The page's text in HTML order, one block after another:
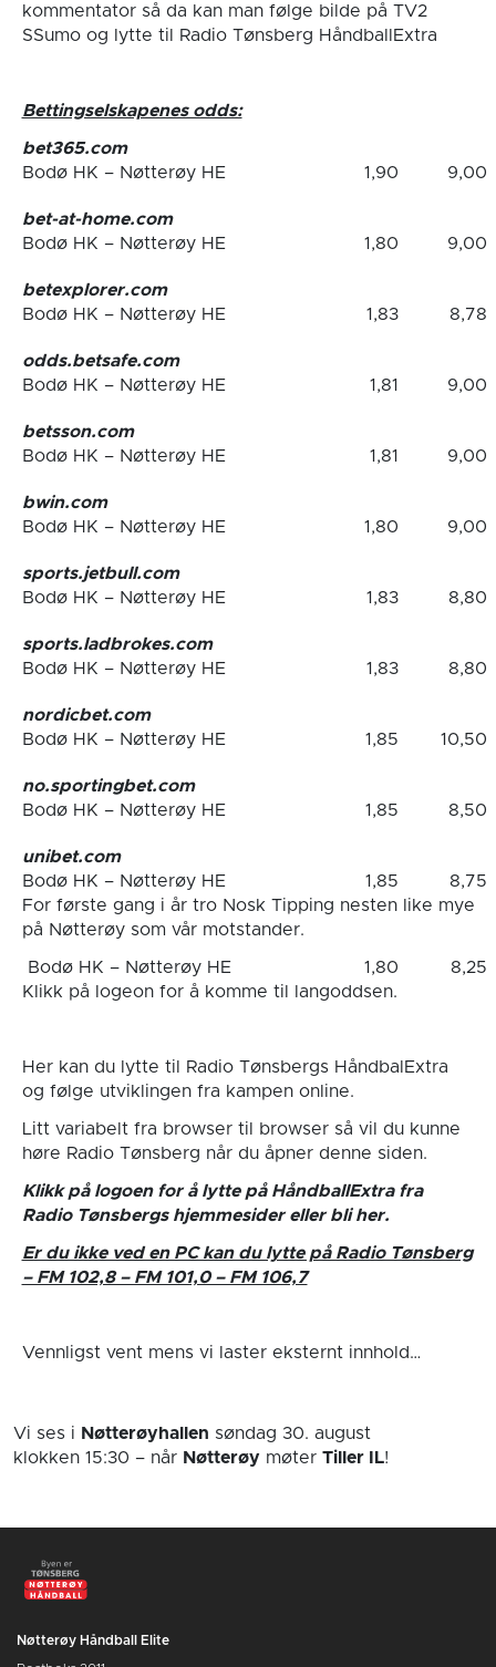
kommentator så da kan man følge bilde på TV2
SSumo og lytte til Radio Tønsberg HåndballExtra
Bettingselskapenes odds:
bet365.com
Bodø HK – Nøtterøy HE
1,90 9,00
bet-at-home.com
Bodø HK – Nøtterøy HE
1,80 9,00
betexplorer.com
Bodø HK – Nøtterøy HE
1,83 8,78
odds.betsafe.com
Bodø HK – Nøtterøy HE
1,81 9,00
betsson.com
Bodø HK – Nøtterøy HE
1,81 9,00
bwin.com
Bodø HK – Nøtterøy HE
1,80 9,00
sports.jetbull.com
Bodø HK – Nøtterøy HE
1,83 8,80
sports.ladbrokes.com
Bodø HK – Nøtterøy HE
1,83 8,80
nordicbet.com
Bodø HK – Nøtterøy HE
1,85 10,50
no.sportingbet.com
Bodø HK – Nøtterøy HE
1,85 8,50
unibet.com
Bodø HK – Nøtterøy HE
1,85
8,75
For første gang i år tro Nosk Tipping nesten like mye
på Nøtterøy som vår motstander.
Bodø HK – Nøtterøy HE 1,80
8,25
Klikk på logeon for å komme til langoddsen.
Her kan du lytte til Radio Tønsbergs HåndbalExtra
og følge utviklingen fra kampen online.
Litt variabelt fra browser til browser så vil du kunne
høre Radio Tønsberg når du åpner denne siden.
Klikk på logoen for å lytte på HåndballExtra fra
Radio Tønsbergs hjemmesider eller bli her.
Er du ikke ved en PC kan du lytte på Radio Tønsberg
– FM 102,8 – FM 101,0 – FM 106,7
Vennligst vent mens vi laster eksternt innhold…
Vi ses i Nøtterøyhallen søndag 30. august
klokken 15:30 – når Nøtterøy møter Tiller IL!
Nøtterøy Håndball Elite